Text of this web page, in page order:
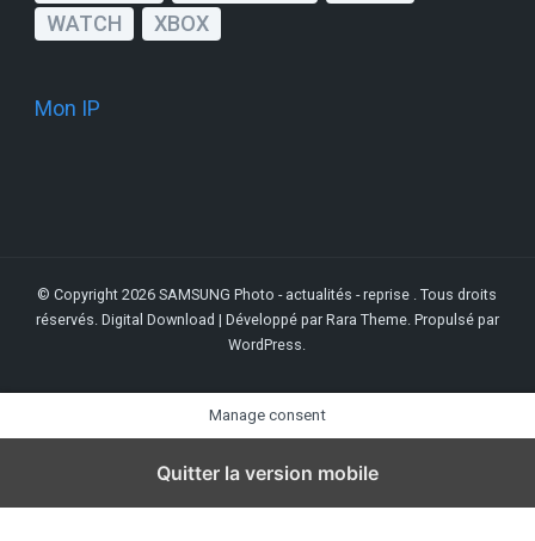
WATCH
XBOX
Mon IP
© Copyright 2026SAMSUNG Photo - actualités - reprise . Tous droits
réservés. Digital Download | Développé par Rara Theme . Propulsé par
WordPress
Manage consent
Quitter la version mobile